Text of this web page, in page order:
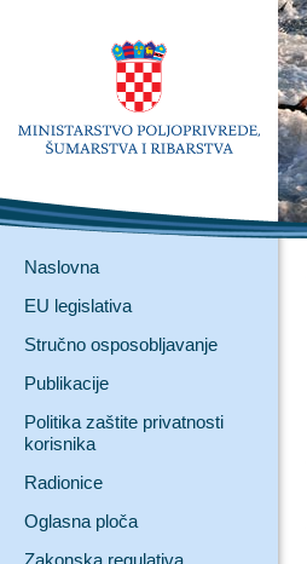
Naslovna
EU legislativa
Stručno osposobljavanje
Publikacije
Politika zaštite privatnosti
korisnika
Radionice
Oglasna ploča
Zakonska regulativa